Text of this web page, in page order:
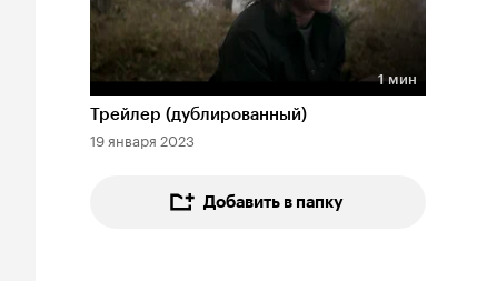
Длительность 1 мин
1 мин
Трейлер (дублированный)
19 января 2023
Добавить в папку